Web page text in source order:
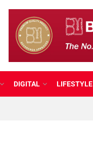
DIGITAL LIFESTYLE